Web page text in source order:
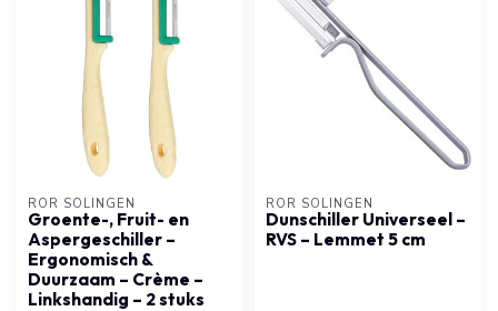
RÖR SOLINGEN
Groente-, Fruit- en
Aspergeschiller –
Ergonomisch &
Duurzaam – Crème –
Linkshandig – 2 stuks
RÖR SOLINGEN
Dunschiller Universeel –
RVS – Lemmet 5 cm